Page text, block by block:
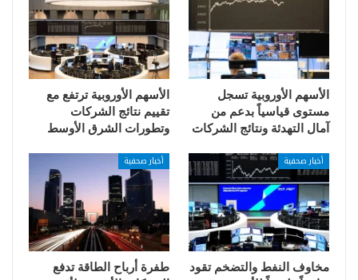
الأسهم الأوروبية تسجل
مستوى قياسياً بدعم من
آمال التهدئة ونتائج الشركات
الأسهم الأوروبية ترتفع مع
تقييم نتائج الشركات
وتطورات الشرق الأوسط
أخبار صحفية
مخاوف النفط والتضخم تقود
أخبار صحفية
طفرة أرباح الطاقة تدفع